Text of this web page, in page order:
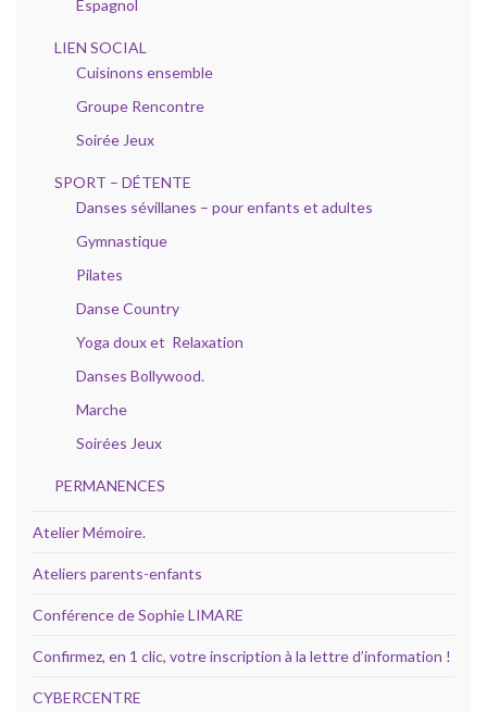
Espagnol
LIEN SOCIAL
Cuisinons ensemble
Groupe Rencontre
Soirée Jeux
SPORT – DÉTENTE
Danses sévillanes – pour enfants et adultes
Gymnastique
Pilates
Danse Country
Yoga doux et Relaxation
Danses Bollywood.
Marche
Soirées Jeux
PERMANENCES
Atelier Mémoire.
Ateliers parents-enfants
Conférence de Sophie LIMARE
Confirmez, en 1 clic, votre inscription à la lettre d’information !
CYBERCENTRE